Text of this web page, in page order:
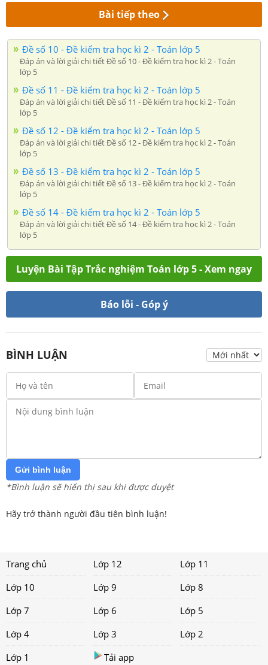
Bài tiếp theo
Đề số 10 - Đề kiểm tra học kì 2 - Toán lớp 5
Đáp án và lời giải chi tiết Đề số 10 - Đề kiểm tra học kì 2 - Toán
lớp 5
Đề số 11 - Đề kiểm tra học kì 2 - Toán lớp 5
Đáp án và lời giải chi tiết Đề số 11 - Đề kiểm tra học kì 2 - Toán
lớp 5
Đề số 12 - Đề kiểm tra học kì 2 - Toán lớp 5
Đáp án và lời giải chi tiết Đề số 12 - Đề kiểm tra học kì 2 - Toán
lớp 5
Đề số 13 - Đề kiểm tra học kì 2 - Toán lớp 5
Đáp án và lời giải chi tiết Đề số 13 - Đề kiểm tra học kì 2 - Toán
lớp 5
Đề số 14 - Đề kiểm tra học kì 2 - Toán lớp 5
Đáp án và lời giải chi tiết Đề số 14 - Đề kiểm tra học kì 2 - Toán
lớp 5
Luyện Bài Tập Trắc nghiệm Toán lớp 5 - Xem ngay
Báo lỗi - Góp ý
BÌNH LUẬN
Gửi bình luận
*Bình luận sẽ hiển thị sau khi được duyệt
Hãy trở thành người đầu tiên bình luận!
Trang chủ Lớp 12
Lớp 11
Lớp 10
Lớp 9
Lớp 8
Lớp 7
Lớp 6
Lớp 5
Lớp 4
Lớp 3
Lớp 2
Lớp 1
Tải app